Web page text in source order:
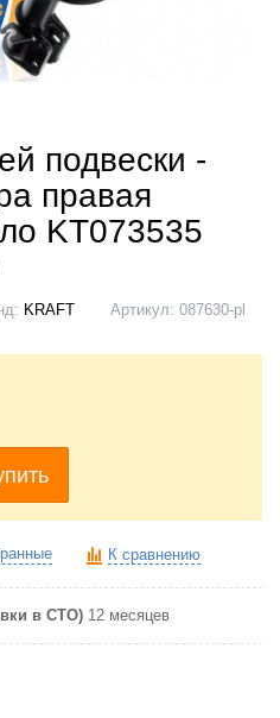
подвески -
правая
KT073535
KRAFT Артикул: 087630-pl
К сравнению
в СТО) 12 месяцев